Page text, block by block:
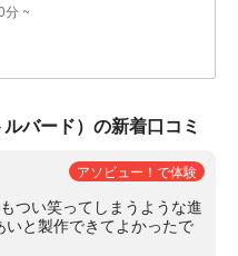
分 ~
バード）の新着口コミ
アソビュー！で体験
つい笑ってしまうような進
と製作できてよかったで